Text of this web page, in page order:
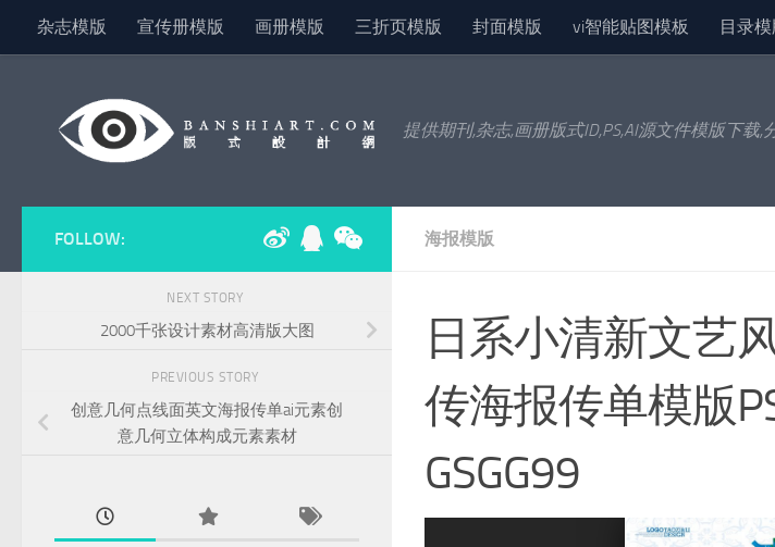
Skip to content
杂志模版 宣传册模版 画册模版 三折页模版 封面模版 vi智能贴图模板 目录模
提供期刊,杂志,画册版式ID,PS,AI源文件模版下载
海报模版
日系小清新文艺
传海报传单模版
GSGG99
FOLLOW:
NEXT STORY
2000千张设计素材高清版大图
PREVIOUS STORY
创意几何点线面英文海报传单ai元素创
意几何立体构成元素素材